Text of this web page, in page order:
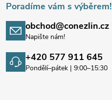
Poradíme vám s výběrem!
obchod@conezlin.cz
Napište nám!
+420 577 911 645
Pondělí–pátek | 9:00–15:30